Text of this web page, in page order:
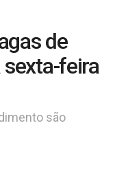
de
feira
são